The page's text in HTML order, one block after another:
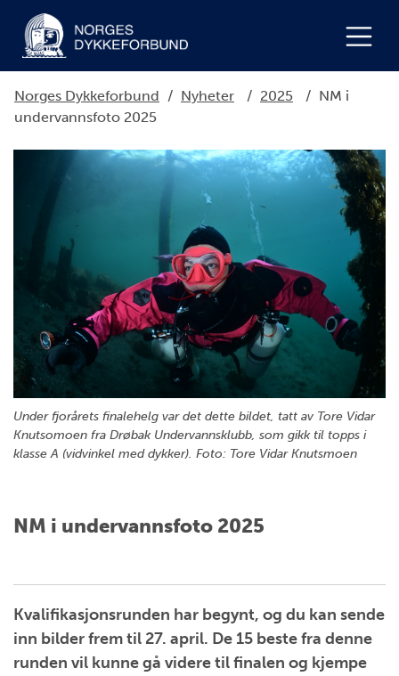
Norges Dykkeforbund / Nyheter / 2025 / NM i
undervannsfoto 2025
Under fjorårets finalehelg var det dette bildet, tatt av Tore Vidar
Knutsomoen fra Drøbak Undervannsklubb, som gikk til topps i
klasse A (vidvinkel med dykker). Foto: Tore Vidar Knutsmoen
NM i undervannsfoto 2025
Kvalifikasjonsrunden har begynt, og du kan sende
inn bilder frem til 27. april. De 15 beste fra denne
runden vil kunne gå videre til finalen og kjempe